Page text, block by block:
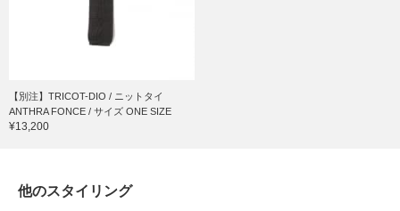
【別注】TRICOT-DIO / ニットタイ
ANTHRA FONCE / サイズ ONE SIZE
¥13,200
他のスタイリング